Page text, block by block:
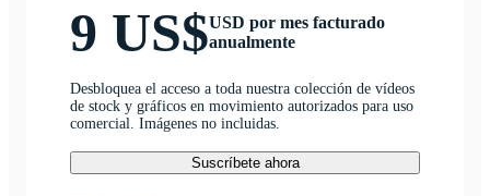
9 US$USD por mes facturado
anualmente
Desbloquea el acceso a toda nuestra colección de vídeos
de stock y gráficos en movimiento autorizados para uso
comercial. Imágenes no incluidas.
Suscríbete ahora